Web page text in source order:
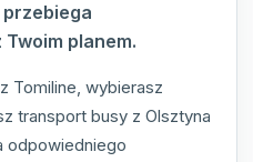
planem.
Tomiline, wybierasz
transport busy z Olsztyna
odpowiedniego